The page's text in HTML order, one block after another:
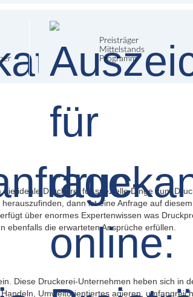
Preisträger
Mittelstands
Programm
ideale Druckerei für spezielle Dinge zum
dann ist eine Anfrage auf
über enormes Expertenwissen was
ebenfalls die erwarteten Ansprüche erfüllen.
Diese Druckerei-Unternehmen heben sich in
Umweltorientiertes agieren,